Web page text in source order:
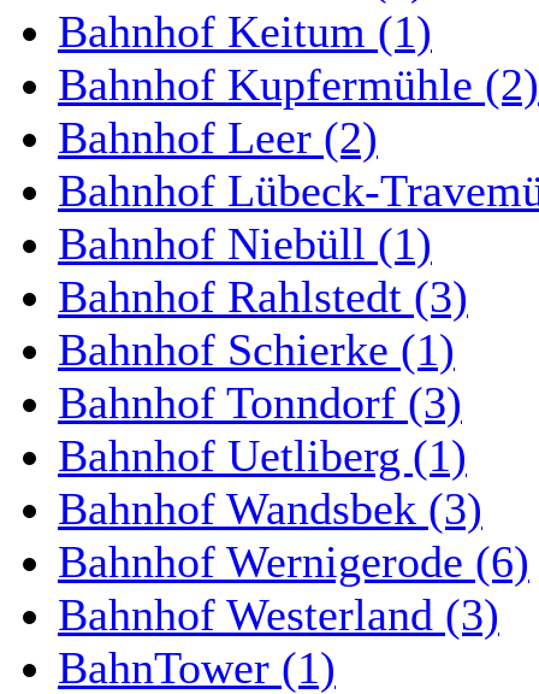
Bahnhof Keitum (1)
Bahnhof Kupfermühle (2)
Bahnhof Leer (2)
Bahnhof Lübeck-
Bahnhof Niebüll (1)
Bahnhof Rahlstedt (3)
Bahnhof Schierke (1)
Bahnhof Tonndorf (3)
Bahnhof Uetliberg (1)
Bahnhof Wandsbek (3)
Bahnhof Wernigerode (6)
Bahnhof Westerland (3)
BahnTower (1)